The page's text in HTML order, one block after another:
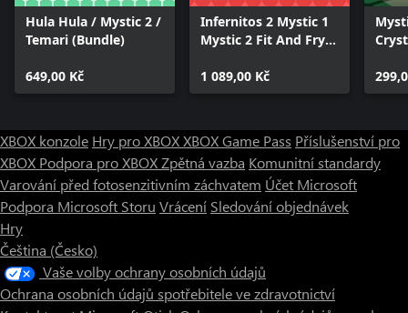
Hula Hula / Mystic 2 /
Temari (Bundle)
649,00 Kč
Infernitos 2 Mystic 1
Mystic 2 Fit And Fry 1
1 089,00 Kč
XBOX konzole Hry pro XBOXXBOX Game Pass Příslušenství pro
XBOX Podpora pro XBOXZpětná vazba Komunitní standardy
Varování před fotosenzitivním záchvatem Účet Microsoft
Podpora Microsoft Storu Vrácení Sledování objednávek
Hry
Čeština (Česko)
Vaše volby ochrany osobních údajů
Ochrana osobních údajů spotřebitele ve zdravotnictví